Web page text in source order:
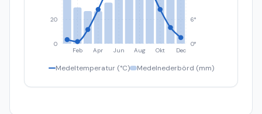
Feb Apr Jun Aug Okt Dec
0
20
0°
6°
Medeltemperatur (°C) Medelnederbörd (mm)